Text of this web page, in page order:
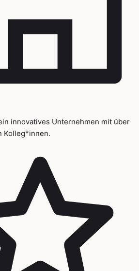
innovatives Unternehmen mit über
Kolleg*innen.